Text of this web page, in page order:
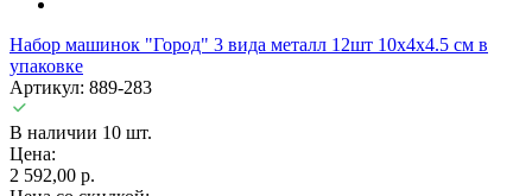
Набор машинок "Город" 3 вида металл 12шт 10х4х4.5 см в
упаковке
Артикул: 889-283
В наличии 10 шт.
Цена:
2 592,00 р.